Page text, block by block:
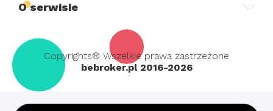
O serwisie
Copyrights® Wszelkie prawa zastrzeżone
bebroker.pl 2016-2026